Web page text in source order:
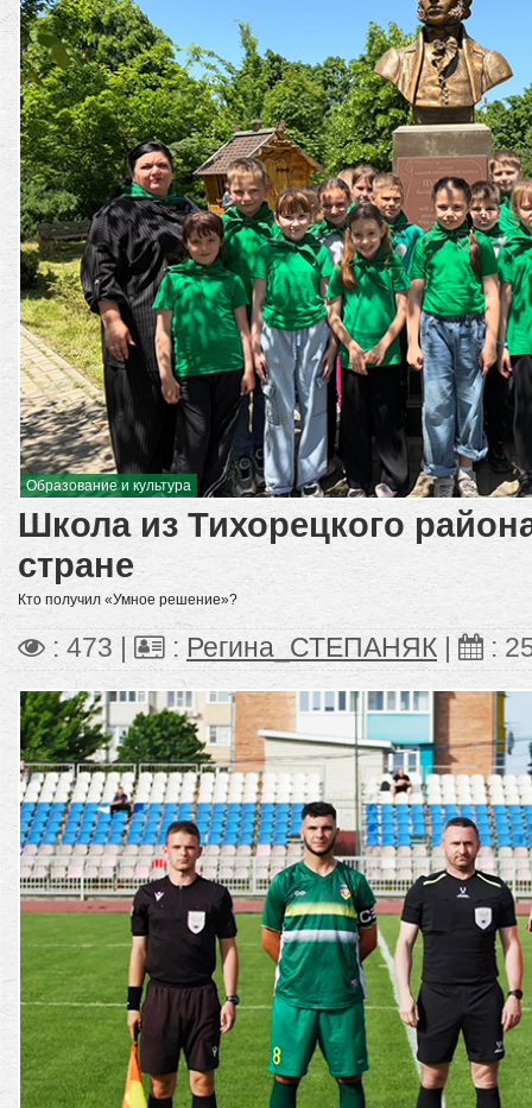
Образование и культура
Школа из Тихорецкого
стране
Кто получил «Умное решение»?
: 473 | : Регина_СТЕПАНЯК :